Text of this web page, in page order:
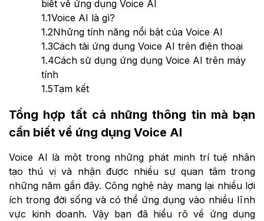
biết về ứng dụng Voice AI
1.1Voice AI là gì?
1.2Những tính năng nổi bật của Voice AI
1.3Cách tải ứng dụng Voice AI trên điện thoại
1.4Cách sử dụng ứng dụng Voice AI trên máy
tính
1.5Tạm kết
Tổng hợp tất cả những thông tin mà bạn
cần biết về ứng dụng Voice AI
Voice AI là một trong những phát minh trí tuệ nhân
tạo thú vị và nhận được nhiều sự quan tâm trong
những năm gần đây. Công nghệ này mang lại nhiều lợi
ích trong đời sống và có thể ứng dụng vào nhiều lĩnh
vực kinh doanh. Vậy bạn đã hiểu rõ về ứng dụng